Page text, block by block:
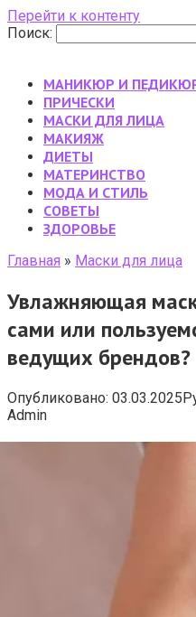
Перейти к контенту
Поиск:
МАНИКЮР И
ПРИЧЕСКИ
МАСКИ ДЛЯ ЛИЦА
МАКИЯЖ
ДИЕТЫ
МАТЕРИНСТВО
МОДА И СТИЛЬ
CОВЕТЫ
ЗДОРОВЬЕ
Главная » Маски для лица
Увлажняющая
сами или
ведущих брендов?
Опубликовано: 03.03.2025
Admin